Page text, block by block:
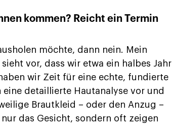
kommen? Reicht ein Termin
möchte, dann nein. Mein
vor, dass wir etwa ein halbes Jahr
wir Zeit für eine echte, fundierte
detaillierte Hautanalyse vor und
Brautkleid – oder den Anzug –
das Gesicht, sondern oft zeigen